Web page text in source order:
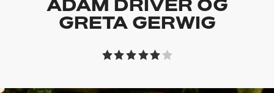
ADAM DRIVER OG
GRETA GERWIG